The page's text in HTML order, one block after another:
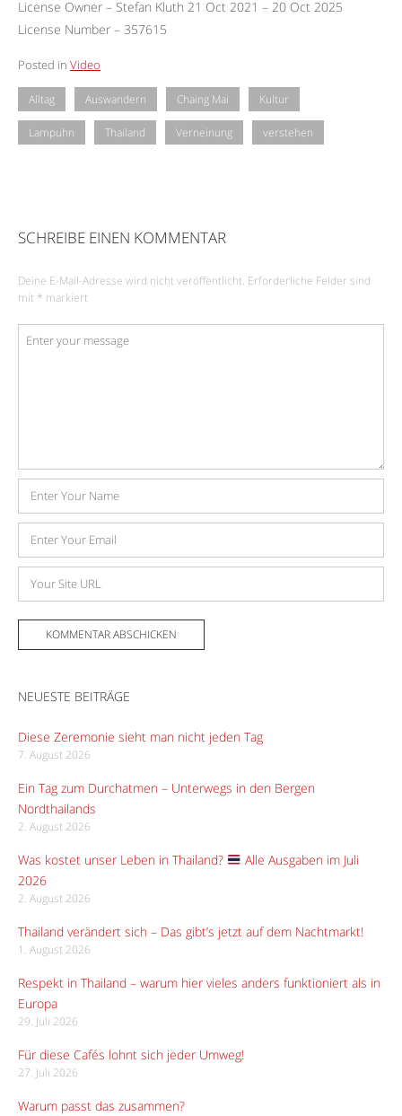
License Owner – Stefan Kluth 21 Oct 2021 – 20 Oct 2025
License Number – 357615
Posted in Video
Alltag Auswandern Chaing Mai Kultur
Lampuhn Thailand Verneinung verstehen
SCHREIBE EINEN KOMMENTAR
Deine E-Mail-Adresse wird nicht veröffentlicht. Erforderliche Felder sind
mit * markiert
Kommentar
Name
Mail-
Adresse
Website
NEUESTE BEITRÄGE
Diese Zeremonie sieht man nicht jeden Tag
7. August 2026
Ein Tag zum Durchatmen – Unterwegs in den Bergen
Nordthailands
2. August 2026
Was kostet unser Leben in Thailand?
Alle Ausgaben im Juli
2026
2. August 2026
Thailand verändert sich – Das gibt’s jetzt auf dem Nachtmarkt!
1. August 2026
Respekt in Thailand – warum hier vieles anders funktioniert als in
Europa
29. Juli 2026
Für diese Cafés lohnt sich jeder Umweg!
27. Juli 2026
Warum passt das zusammen?